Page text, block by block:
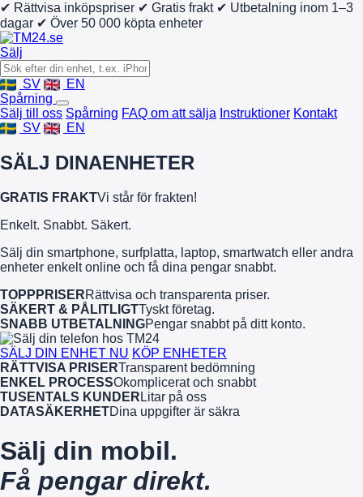
✔ Rättvisa inköpspriser ✔ Gratis frakt ✔ Utbetalning inom 1–3
dagar ✔ Över 50 000 köpta enheter
Sälj
SV
EN
Spårning
Sälj till oss Spårning FAQ om att sälja Instruktioner Kontakt
SV
EN
SÄLJ DINAENHETER
GRATIS FRAKTVi står för frakten!
Enkelt. Snabbt. Säkert.
Sälj din smartphone, surfplatta, laptop, smartwatch eller andra
enheter enkelt online och få dina pengar snabbt.
TOPPPRISERRättvisa och transparenta priser.
SÄKERT & PÅLITLIGTTyskt företag.
SNABB UTBETALNINGPengar snabbt på ditt konto.
SÄLJ DIN ENHET NU KÖP ENHETER
RÄTTVISA PRISERTransparent bedömning
ENKEL PROCESSOkomplicerat och snabbt
TUSENTALS KUNDER Litar på oss
DATASÄKERHETDina uppgifter är säkra
Sälj din mobil.
Få pengar direkt.